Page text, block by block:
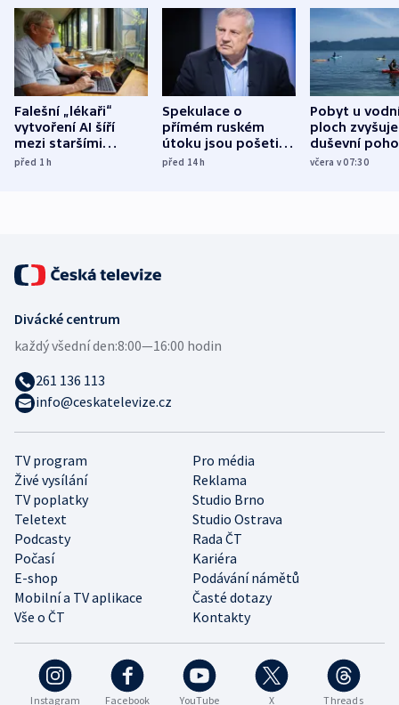
Falešní „lékaři“
vytvoření AI šíří
mezi staršími
Poláky nebezpečné
před 1h
Spekulace o
přímém ruském
útoku jsou pošetilé,
míní estonský
před 14h
Pobyt u
ploch zvyšuje
duševní
ukázala
včera v 07:30
Instagram Facebook YouTube X Threads
TV program
Pro média
Živé vysílání
Reklama
TV poplatky
Studio Brno
Teletext
Studio Ostrava
Podcasty
Rada ČT
Počasí
Kariéra
E-shop
Podávání námětů
Mobilní a TV aplikace
Časté dotazy
Vše o ČT
Kontakty
Divácké centrum
každý všední den:8:00—16:00 hodin
261 136 113
info@ceskatelevize.cz